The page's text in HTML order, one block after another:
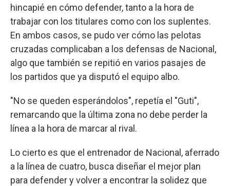
hincapié en cómo defender, tanto a la hora de
trabajar con los titulares como con los suplentes.
En ambos casos, se pudo ver cómo las pelotas
cruzadas complicaban a los defensas de Nacional,
algo que también se repitió en varios pasajes de
los partidos que ya disputó el equipo albo.
"No se queden esperándolos", repetía el "Guti",
remarcando que la última zona no debe perder la
línea a la hora de marcar al rival.
Lo cierto es que el entrenador de Nacional, aferrado
a la línea de cuatro, busca diseñar el mejor plan
para defender y volver a encontrar la solidez que